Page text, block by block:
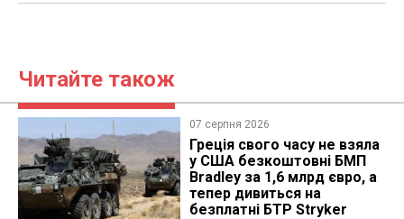
Читайте також
07 серпня 2026
Греція свого часу не взяла
у США безкоштовні БМП
Bradley за 1,6 млрд євро, а
тепер дивиться на
безплатні БТР Stryker